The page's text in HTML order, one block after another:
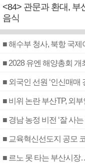
<84> 관문과 환대, 부
음식
■ 해수부 청사, 북항 국
■ 2028 유엔 해양총회 개
■ 외국인 선원 ‘인신매
■ 비위 논란 부산TP, 외
■ 경남 농정 비전 ‘잘 사
■ 교육혁신선도지 공모
■ 르노 못 타는 부산시